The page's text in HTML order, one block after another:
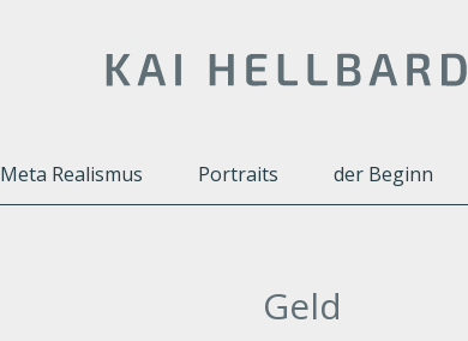
Meta Realismus Portraits der Beginn
Geld